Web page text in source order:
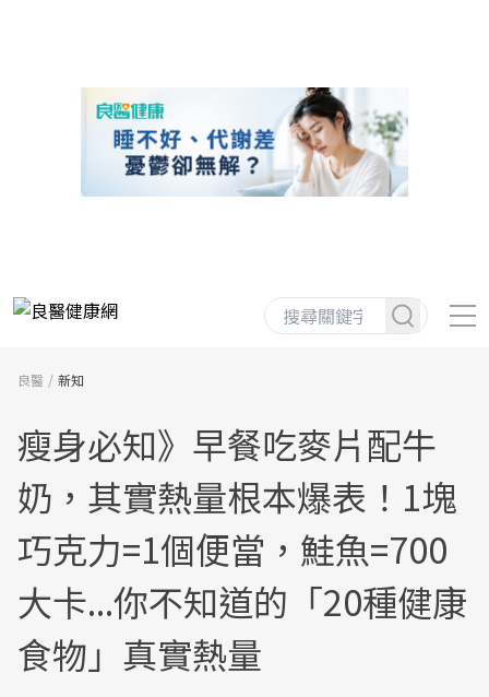
良醫 新知
瘦身必知》早餐吃麥片配牛
奶，其實熱量根本爆表！1塊
巧克力=1個便當，鮭魚=700
大卡...你不知道的「20種健康
食物」真實熱量